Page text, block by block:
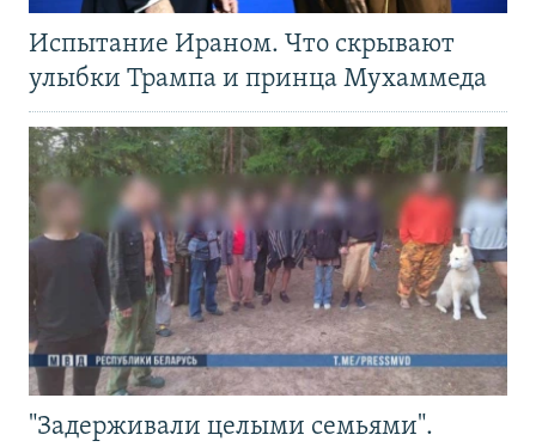
Испытание Ираном. Что скрывают
улыбки Трампа и принца Мухаммеда
"Задерживали целыми семьями".